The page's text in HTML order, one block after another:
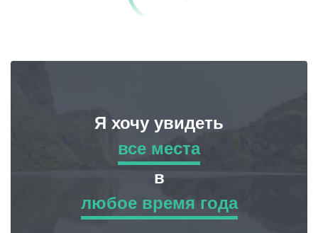
Я хочу увидеть
все места
все места
в
любое время года
любое время года